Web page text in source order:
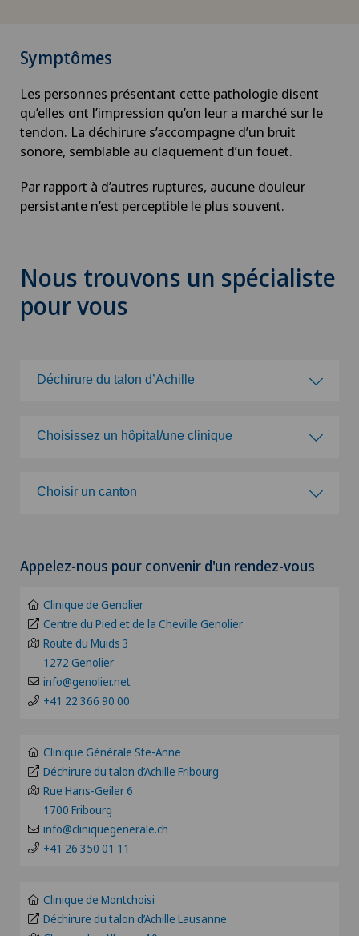
Symptômes
Les personnes présentant cette pathologie disent
qu’elles ont l’impression qu’on leur a marché sur le
tendon. La déchirure s’accompagne d’un bruit
sonore, semblable au claquement d’un fouet.
Par rapport à d’autres ruptures, aucune douleur
persistante n’est perceptible le plus souvent.
Nous trouvons un spécialiste
pour vous
Déchirure du talon d’Achille
Alter G
Andrologie
Angiographie
Angiologie
Appareillage médical personnalisé
Arthroscopie de l'épaule
Choisissez un hôpital/une clinique
Clinique de Montchoisi
Clinique de Valère
Clinique Générale Ste-Anne
Clinique Générale-Beaulieu
Clinique Valmont
Hôpital de La Providence
Hôpital de Saint-Imier
Choisir un canton
BE
BS
FR
GE
TI
VS
VD
Appelez-nous pour convenir d'un rendez-vous
Clinique de Genolier
Centre du Pied et de la Cheville Genolier
Route du Muids 3
1272 Genolier
info@genolier.net
+41 22 366 90 00
Clinique Générale Ste-Anne
Déchirure du talon d’Achille Fribourg
Rue Hans-Geiler 6
1700 Fribourg
info@cliniquegenerale.ch
+41 26 350 01 11
Clinique de Montchoisi
Déchirure du talon d’Achille Lausanne